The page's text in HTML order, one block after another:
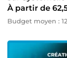
À partir de
Budget moyen :